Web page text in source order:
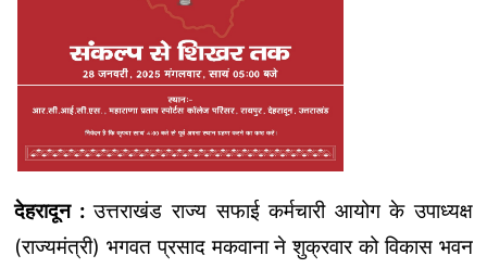
देहरादून :उत्तराखंड राज्य सफाई कर्मचारी आयोग के उपाध्यक्ष
(राज्यमंत्री) भगवत प्रसाद मकवाना ने शुक्रवार को विकास भवन